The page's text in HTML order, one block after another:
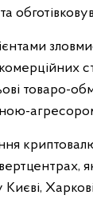
товаро-